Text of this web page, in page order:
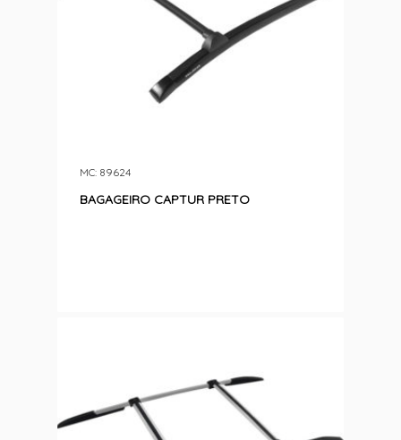
BAGAGEIRO CAPTUR PRETO
MC: 89624